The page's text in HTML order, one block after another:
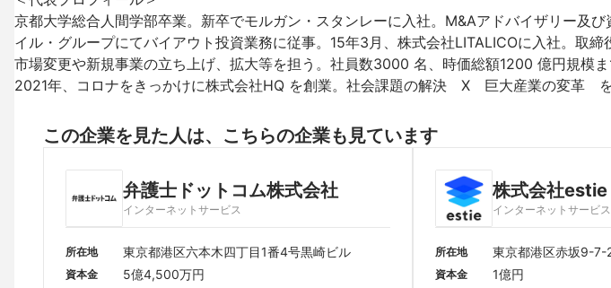
京都大学総合人間学部卒業。新卒でモルガン・スタンレーに入社。M&Aアドバイザリー及
イル・グループにてバイアウト投資業務に従事。15年3月、株式会社LITALICOに入社。取
市場変更や新規事業の立ち上げ、拡大等を担う。社員数3000 名、時価総額1200 億円規模ま
2021年、コロナをきっかけに株式会社HQ を創業。社会課題の解決　X　巨大産業の変革　
この企業を見た人は、こちらの企業も見ています
弁護士ドットコム株式会社
インターネットサービス
所在地 東京都港区六本木四丁目1番4号黒崎ビル
資本金 5億4,500万円
株式会社estie
インターネットサービス
所在地
東京都港区赤坂9-7-
スト4F
資本金 1億円